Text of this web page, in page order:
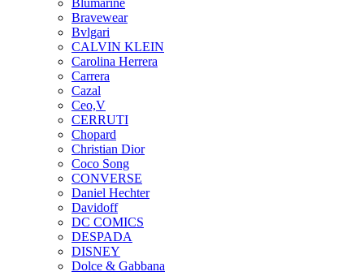
Blumarine
Bravewear
Bvlgari
CALVIN KLEIN
Carolina Herrera
Carrera
Cazal
Ceo,V
CERRUTI
Chopard
Christian Dior
Coco Song
CONVERSE
Daniel Hechter
Davidoff
DC COMICS
DESPADA
DISNEY
Dolce & Gabbana